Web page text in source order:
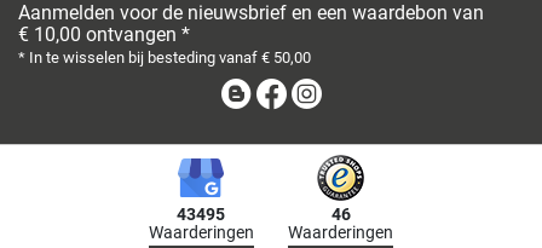
Aanmelden voor de nieuwsbrief en een waardebon van
€ 10,00 ontvangen *
* In te wisselen bij besteding vanaf € 50,00
BlogFacebook
43495
Waarderingen
46
Waarderingen